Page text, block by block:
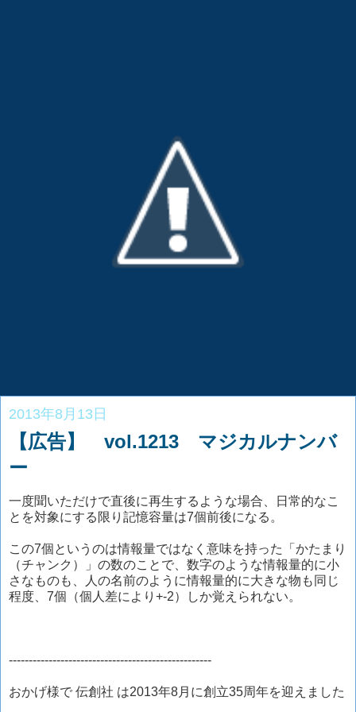
2013年8月13日
【広告】 vol.1213 マジカルナンバ
ー
一度聞いただけで直後に再生するような場合、日常的なこ
とを対象にする限り記憶容量は7個前後になる。
この7個というのは情報量ではなく意味を持った「かたまり
（チャンク）」の数のことで、数字のような情報量的に小
さなものも、人の名前のように情報量的に大きな物も同じ
程度、7個（個人差により+-2）しか覚えられない。
---------------------------------------------------
おかげ様で 伝創社 は2013年8月に創立35周年を迎えました